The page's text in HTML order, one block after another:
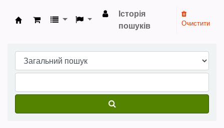
Бібліотека НТШ › Електронний каталог
Історія
пошуків
Очистити